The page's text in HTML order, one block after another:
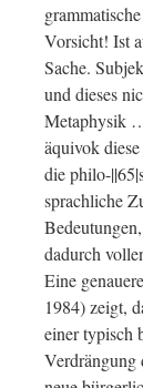
Vorsicht! Ist
Sache.
und dieses
Metaphysik
äquivok
die philo-
sprachliche
dadurch
Eine
1984) zeigt,
einer typisch
Verdrängung